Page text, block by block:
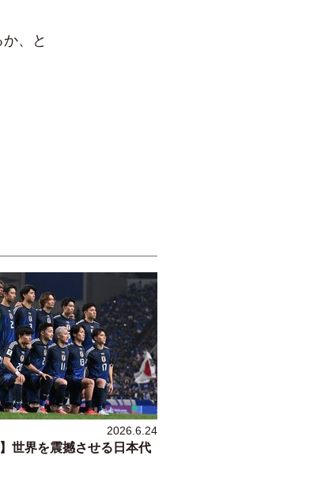
、と
2026.6.24
】世界を震撼させる日本代